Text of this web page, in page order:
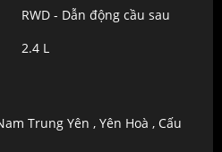
RWD - Dẫn động cầu sau
2.4 L
Trung Yên , Yên Hoà , Cấu